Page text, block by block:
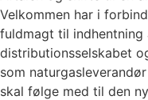
Velkommen har i
fuldmagt til
distributionsselskabet
som
skal følge med til den